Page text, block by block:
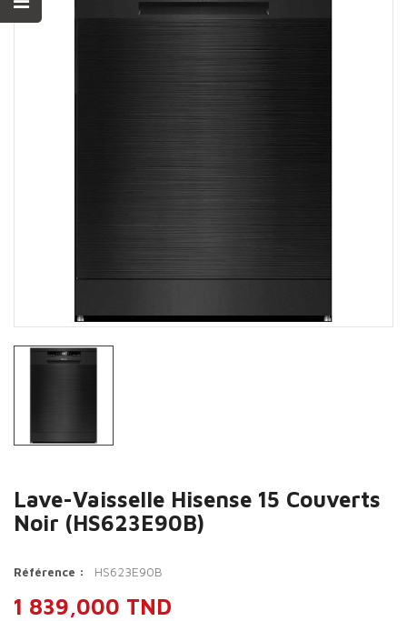
Lave-Vaisselle Hisense 15 Couverts
Noir (HS623E90B)
Référence : HS623E90B
1 839,000 TND